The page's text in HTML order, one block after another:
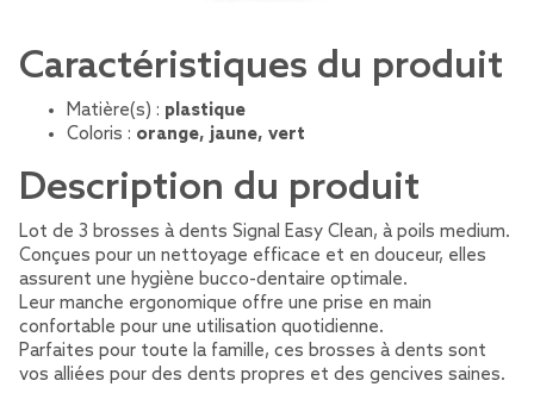
Caractéristiques du produit
Matière(s) : plastique
Coloris : orange, jaune, vert
Description du produit
Lot de 3 brosses à dents Signal Easy Clean, à poils medium.
Conçues pour un nettoyage efficace et en douceur, elles
assurent une hygiène bucco-dentaire optimale.
Leur manche ergonomique offre une prise en main
confortable pour une utilisation quotidienne.
Parfaites pour toute la famille, ces brosses à dents sont
vos alliées pour des dents propres et des gencives saines.